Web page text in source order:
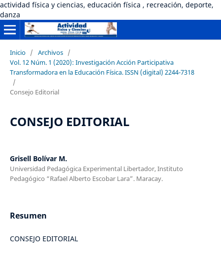
actividad física y ciencias, educación física , recreación, deporte,
danza
Inicio / Archivos /
Vol. 12 Núm. 1 (2020): Investigación Acción Participativa
Transformadora en la Educación Física. ISSN (digital) 2244-7318
/
Consejo Editorial
CONSEJO EDITORIAL
Grisell Bolívar M.
Universidad Pedagógica Experimental Libertador, Instituto
Pedagógico “Rafael Alberto Escobar Lara”. Maracay.
Resumen
CONSEJO EDITORIAL